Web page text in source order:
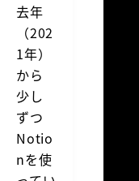
去年
（202
1年）
から
少し
ずつ
Notio
nを使